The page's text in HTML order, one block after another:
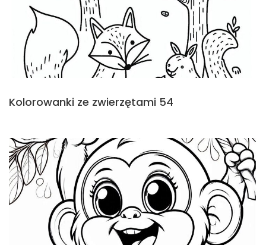
Kolorowanki ze zwierzętami 54